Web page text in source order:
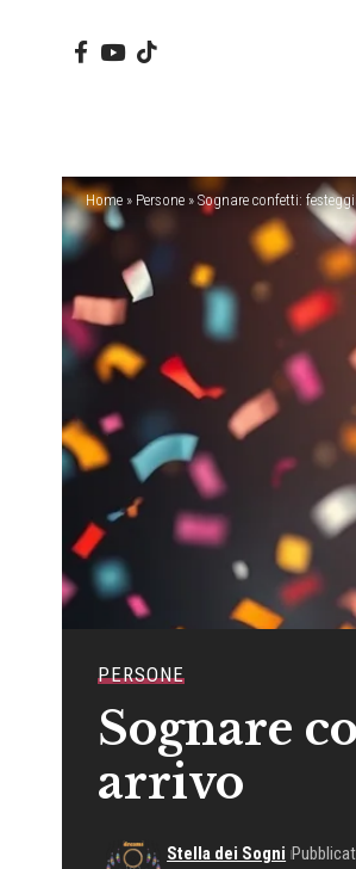
Home » Persone » Sognare confetti:
PERSONE
Sognare
arrivo
Stella dei Sogni